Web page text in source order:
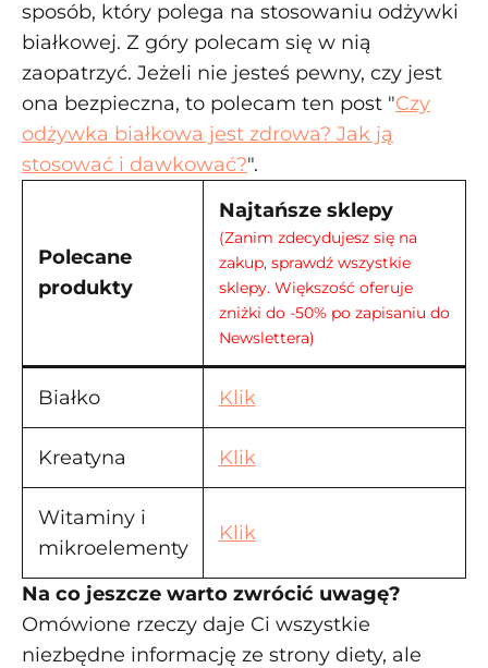
sposób, który polega na stosowaniu odżywki
białkowej. Z góry polecam się w nią
zaopatrzyć. Jeżeli nie jesteś pewny, czy jest
ona bezpieczna, to polecam ten post "Czy
odżywka białkowa jest zdrowa? Jak ją
stosować i dawkować?".
Polecane
produkty
Najtańsze sklepy
(Zanim zdecydujesz się na
zakup, sprawdź wszystkie
sklepy. Większość oferuje
zniżki do -50% po zapisaniu do
Newslettera)
Białko Klik
Kreatyna Klik
Witaminy i
mikroelementy
Klik
Na co jeszcze warto zwrócić uwagę?
Omówione rzeczy daje Ci wszystkie
niezbędne informację ze strony diety, ale